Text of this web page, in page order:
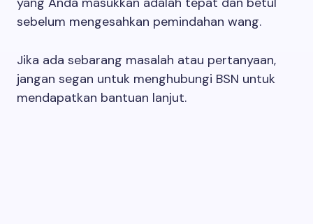
sebelum mengesahkan pemindahan wang.
Jika ada sebarang masalah atau pertanyaan,
jangan segan untuk menghubungi BSN untuk
mendapatkan bantuan lanjut.